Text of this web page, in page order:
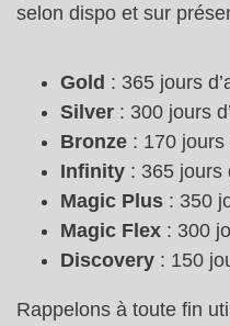
selon dispo et sur
Gold : 365 jours
Silver : 300 jours
Bronze : 170 jours
Infinity : 365 jours
Magic Plus : 350
Magic Flex : 300
Discovery : 150
Rappelons à toute fin